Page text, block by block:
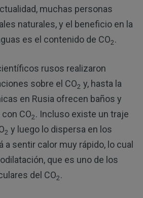
muchas personas
naturales, y el beneficio en la
es el contenido de CO2.
rusos realizaron
sobre el CO2 y, hasta la
en Rusia ofrecen baños y
CO2. Incluso existe un traje
2 y luego lo dispersa en los
sentir calor muy rápido, lo cual
que es uno de los
del CO2.